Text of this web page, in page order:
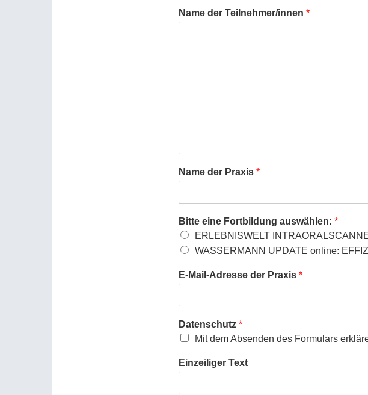
Name der Teilnehmer/innen *
Name der Praxis *
Bitte eine Fortbildung auswählen: *
ERLEBNISWELT
WASSERMANN UPDATE online:
E-Mail-Adresse der Praxis *
Datenschutz *
Mit dem Absenden des Formulars
Einzeiliger Text